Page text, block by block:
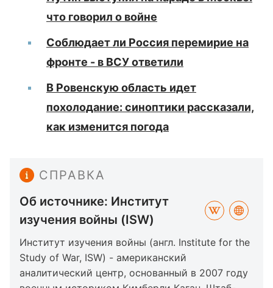
что говорил о войне
Соблюдает ли Россия перемирие на
фронте - в ВСУ ответили
В Ровенскую область идет
похолодание: синоптики рассказали,
как изменится погода
СПРАВКА
Об источнике: Институт
изучения войны (ISW)
Институт изучения войны (англ. Institute for the
Study of War, ISW) - американский
аналитический центр, основанный в 2007 году